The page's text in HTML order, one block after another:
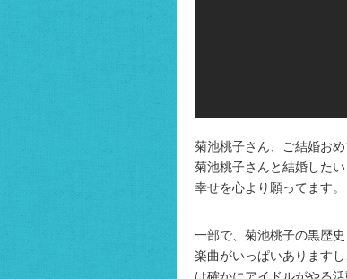
菊池桃子さん、ご結婚おめ
菊池桃子さんと結婚した
幸せを心より願ってます。
一部で、菊池桃子の黒歴
楽曲がいっぱいあります